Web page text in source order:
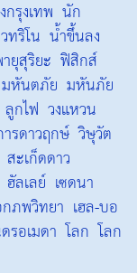
รุงเทพ นัก
ทริโน น้ำขึ้นลง
ยุสุริยะ ฟิสิกส์
มหันตภัย มหันภัย
ลูกไฟ วงแหวน
รดาวฤกษ์ วิษุวัต
สะเก็ดดาว
ฮัลเลย์ เซดนา
กภพวิทยา เฮล-บอ
รอเมดา โลก โลก